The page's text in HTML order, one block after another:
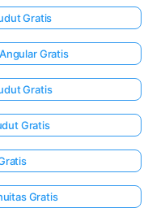
Gratis
Gratis
Gratis
Gratis
Gratis